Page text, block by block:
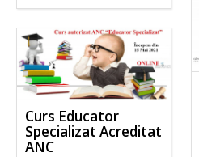
Curs Educator
Specializat Acreditat
ANC